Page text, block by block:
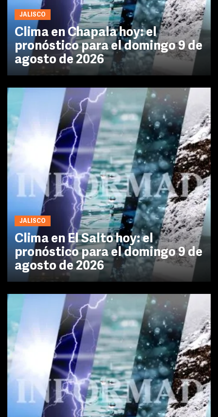
JALISCO
Clima en Chapala hoy: el
pronóstico para el domingo 9 de
agosto de 2026
JALISCO
Clima en El Salto hoy: el
pronóstico para el domingo 9 de
agosto de 2026